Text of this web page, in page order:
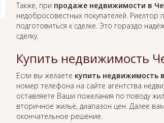
Также, при продаже недвижимости в
недобросовестных покупателей.
подготовиться к сделке. Это гораздо
сделку.
Купить недвижимость
Если вы желаете купить недвижимость
номер телефона на сайте агентства
оставляете Ваши пожелания по поводу
вторичное жильё, диапазон цен. Далее
окончательное решение.